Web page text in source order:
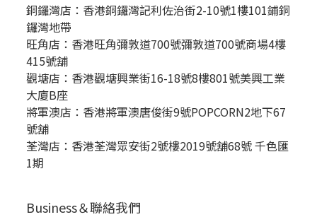
銅鑼灣店： 香港銅鑼灣記利佐治街2-10號1樓101鋪銅
鑼灣地帶
旺角店：香港旺角彌敦道700號彌敦道700號商場4樓
415號舖
觀塘店：香港觀塘興業街16-18號8樓801號美興工業
大廈B座
將軍澳店：香港將軍澳唐俊街9號POPCORN2地下67
號舖
荃灣店：香港荃灣眾安街2號樓2019號舖68號 千色匯
1期
Business＆聯絡我們